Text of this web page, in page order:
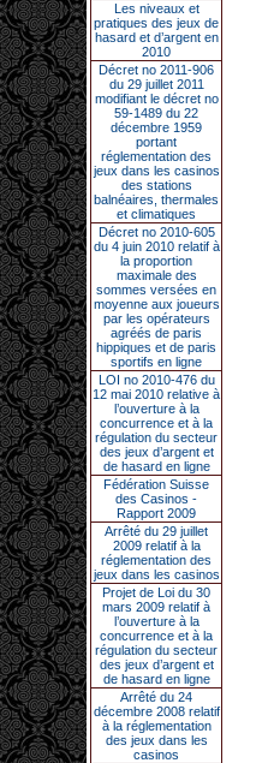
Les niveaux et
pratiques des jeux de
hasard et d’argent en
2010
Décret no 2011-906
du 29 juillet 2011
modifiant le décret no
59-1489 du 22
décembre 1959
portant
réglementation des
jeux dans les casinos
des stations
balnéaires, thermales
et climatiques
Décret no 2010-605
du 4 juin 2010 relatif à
la proportion
maximale des
sommes versées en
moyenne aux joueurs
par les opérateurs
agréés de paris
hippiques et de paris
sportifs en ligne
LOI no 2010-476 du
12 mai 2010 relative à
l’ouverture à la
concurrence et à la
régulation du secteur
des jeux d’argent et
de hasard en ligne
Fédération Suisse
des Casinos -
Rapport 2009
Arrêté du 29 juillet
2009 relatif à la
réglementation des
jeux dans les casinos
Projet de Loi du 30
mars 2009 relatif à
l’ouverture à la
concurrence et à la
régulation du secteur
des jeux d’argent et
de hasard en ligne
Arrêté du 24
décembre 2008 relatif
à la réglementation
des jeux dans les
casinos